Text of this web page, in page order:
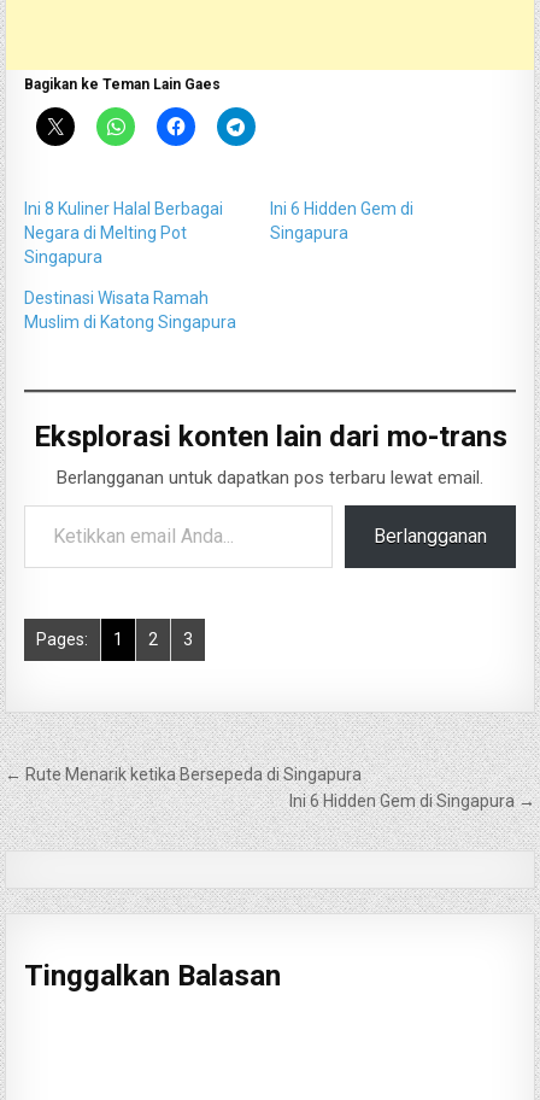
Bagikan ke Teman Lain Gaes
Ini 8 Kuliner Halal Berbagai
Negara di Melting Pot
Singapura
Ini 6 Hidden Gem di
Singapura
Destinasi Wisata Ramah
Muslim di Katong Singapura
Eksplorasi konten lain dari mo-trans
Berlangganan untuk dapatkan pos terbaru lewat email.
Ketikkan email Anda...
Berlangganan
Pages: 1 2 3
Navigasi
pos
← Rute Menarik ketika Bersepeda di Singapura
Ini 6 Hidden Gem di Singapura →
Tinggalkan Balasan